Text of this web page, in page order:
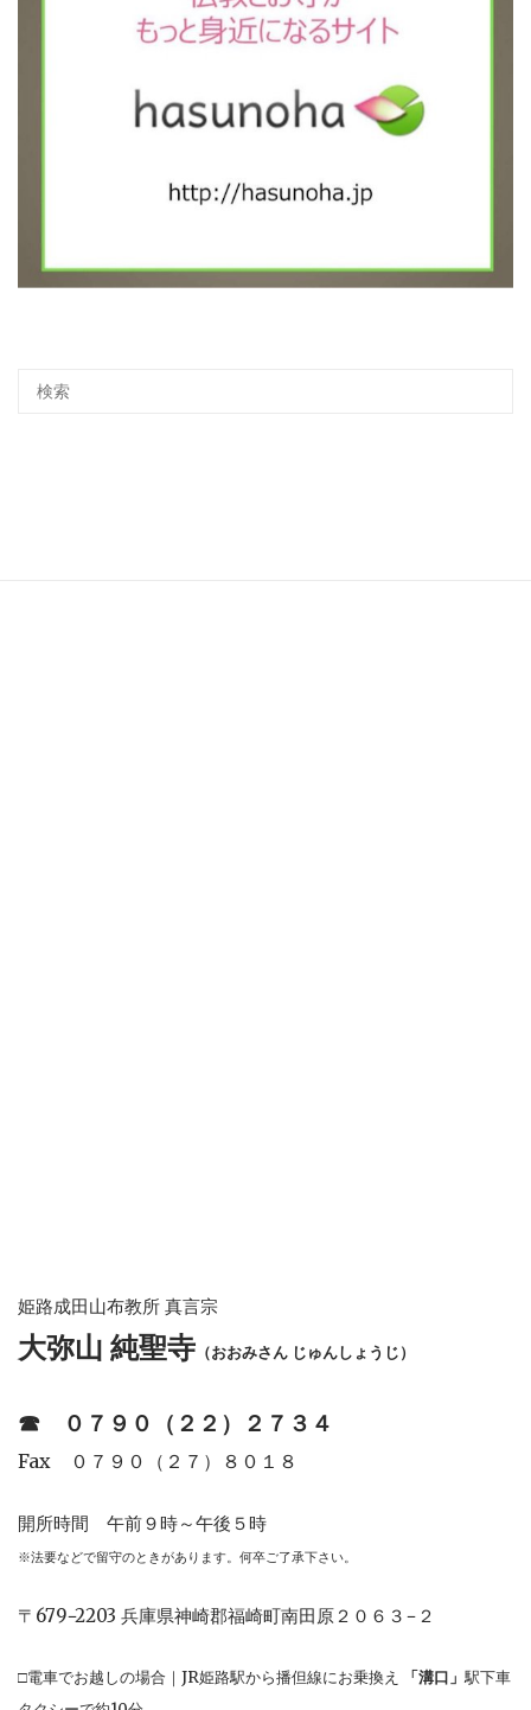
姫路成田山布教所 真言宗
大弥山 純聖寺 （おおみさん じゅんしょうじ）
☎︎ ０７９０（２２）２７３４
Fax ０７９０（２７）８０１８
開所時間 午前９時～午後５時
※法要などで留守のときがあります。何卒ご了承下さい。
〒679−2203 兵庫県神崎郡福崎町南田原２０６３−２
□電車でお越しの場合｜JR姫路駅から播但線にお乗換え 「溝口」駅下車